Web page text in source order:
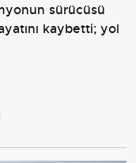
sürücüsü
kaybetti; yol